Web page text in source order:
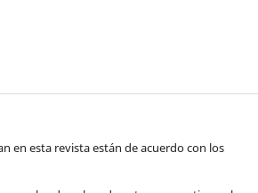
en esta revista están de acuerdo con los